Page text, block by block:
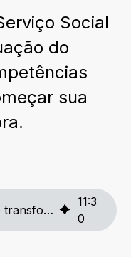
Social
do
sua
Serviço Social: acolher e transformar vidas
11:3
0